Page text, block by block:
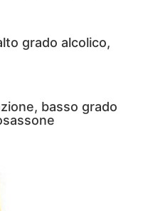
grado alcolico,
basso grado